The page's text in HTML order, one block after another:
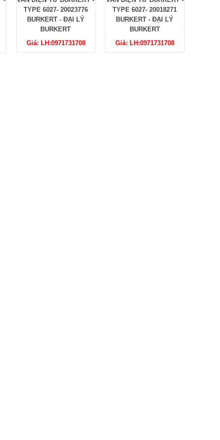
TYPE 6027- 20018271
BURKERT - ĐẠI LÝ
BURKERT
Giá: LH:0971731708
TYPE 6027- 20017619
BURKERT - ĐẠI LÝ
BURKERT
Giá: LH:0971731708